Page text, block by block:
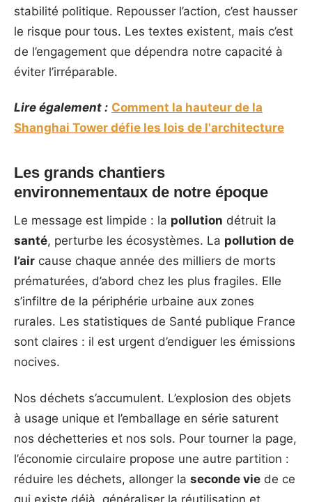
stabilité politique. Repousser l’action, c’est hausser
le risque pour tous. Les textes existent, mais c’est
de l’engagement que dépendra notre capacité à
éviter l’irréparable.
Lire également : Comment la hauteur de la
Shanghai Tower défie les lois de l'architecture
Les grands chantiers
environnementaux de notre époque
Le message est limpide : la pollution détruit la
santé, perturbe les écosystèmes. La pollution de
l’air cause chaque année des milliers de morts
prématurées, d’abord chez les plus fragiles. Elle
s’infiltre de la périphérie urbaine aux zones
rurales. Les statistiques de Santé publique France
sont claires : il est urgent d’endiguer les émissions
nocives.
Nos déchets s’accumulent. L’explosion des objets
à usage unique et l’emballage en série saturent
nos déchetteries et nos sols. Pour tourner la page,
l’économie circulaire propose une autre partition :
réduire les déchets, allonger la seconde vie de ce
qui existe déjà, généraliser la réutilisation et